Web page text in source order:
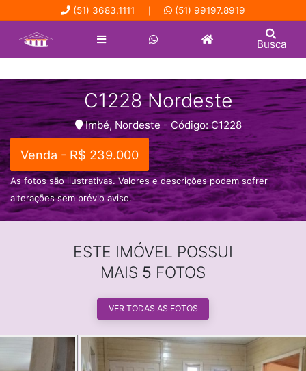
(51) 3683.1111 (51) 99197.8919
Busca
C1228 Nordeste
Imbé, Nordeste - Código: C1228
Venda - R$ 239.000
As fotos são ilustrativas. Valores e descrições podem sofrer
alterações sem prévio aviso.
ESTE IMÓVEL POSSUI
MAIS 5 FOTOS
VER TODAS AS FOTOS